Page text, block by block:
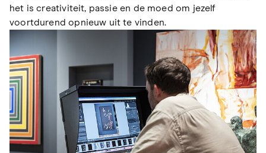
het is creativiteit, passie en de moed om jezelf
voortdurend opnieuw uit te vinden.